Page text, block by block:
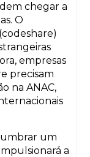
chegar a
O
empresas
precisam
na ANAC,
um
a